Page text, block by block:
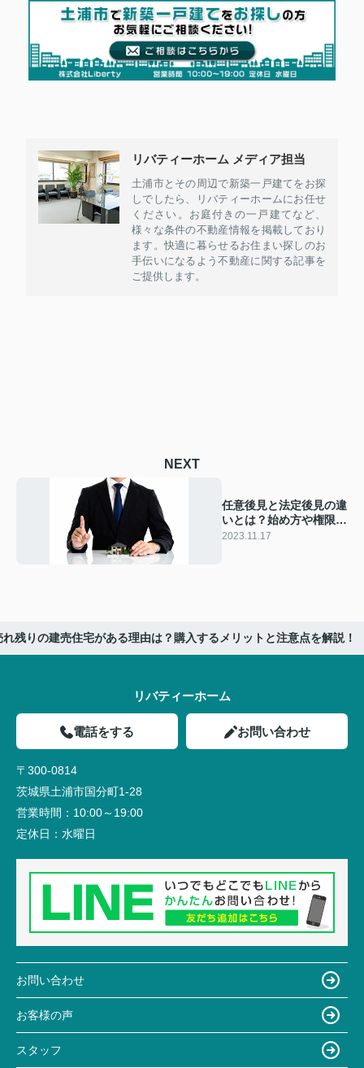
リバティーホーム メディア担当
土浦市とその周辺で新築一戸建てをお探
しでしたら、リバティーホームにお任せ
ください。お庭付きの一戸建てなど、
様々な条件の不動産情報を掲載しており
ます。快適に暮らせるお住まい探しのお
手伝いになるよう不動産に関する記事を
ご提供します。
NEXT
任意後見と法定後見の違
いとは？始め方や権限に
ついてご紹介
2023.11.17
れ残りの建売住宅がある理由は？購入するメリットと注意点を解説！
リバティーホーム
電話をする お問い合わせ
〒300-0814
茨城県土浦市国分町1-28
営業時間： 10:00～19:00
定休日： 水曜日
お問い合わせ
お客様の声
スタッフ